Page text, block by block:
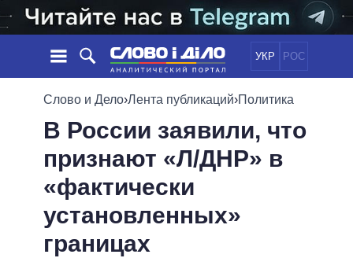
УКР РОС
НОВОСТИ
ЛЕНТА
СОБЫТИЯ
СТАТЬИ
МНЕНИЯ
ОБЗОРЫ
ДАЙДЖЕСТЫ
ПОЛИТИКА
ЭКОНОМИКА
ОБЩЕСТВО
ОБЕЩАНИЯ
ПОЛИТИКИ
ВСЕ ПОЛИТИКИ
ПРЕЗИДЕНТ И ОФИС
ВЕРХОВНАЯ РАДА
Слово и Дело›Лента публикаций›Политика
В России заявили, что
признают «Л/ДНР» в
«фактически
установленных»
границах